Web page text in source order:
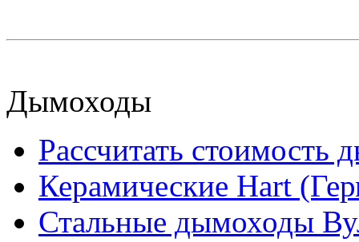
Дымоходы
Рассчитать стоимость
Керамические Hart
Стальные дымоходы